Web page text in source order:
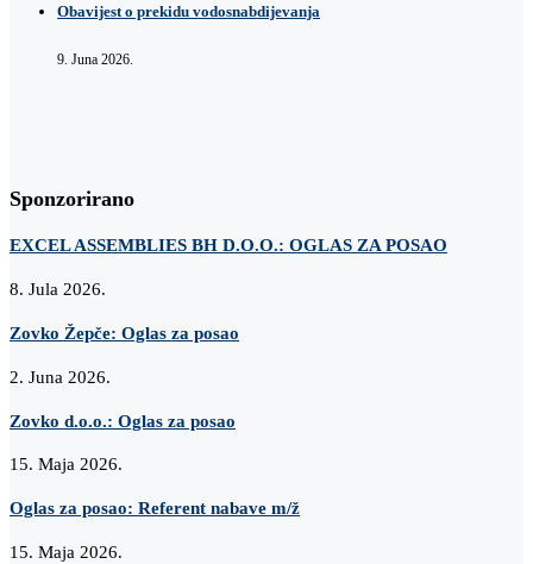
Obavijest o prekidu vodosnabdijevanja
9. Juna 2026.
Sponzorirano
EXCEL ASSEMBLIES BH D.O.O.: OGLAS ZA POSAO
8. Jula 2026.
Zovko Žepče: Oglas za posao
2. Juna 2026.
Zovko d.o.o.: Oglas za posao
15. Maja 2026.
Oglas za posao: Referent nabave m/ž
15. Maja 2026.